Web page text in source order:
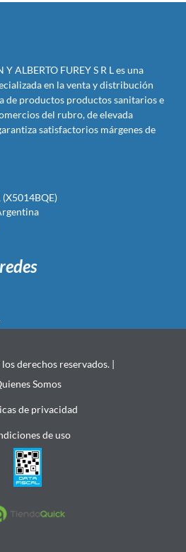
ALBERTO FUREY S R L es una
en la venta y distribución
de productos productos sanitarios e
del rubro, de elevada
satisfactorios márgenes de
derechos reservados. |
Somos
de privacidad
de uso